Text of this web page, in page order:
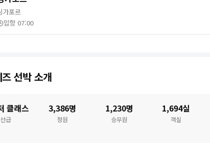
가포르
입항 07:00
선박 소개
클래스
선급
3,386명
정원
1,230명
승무원
1,694실
객실